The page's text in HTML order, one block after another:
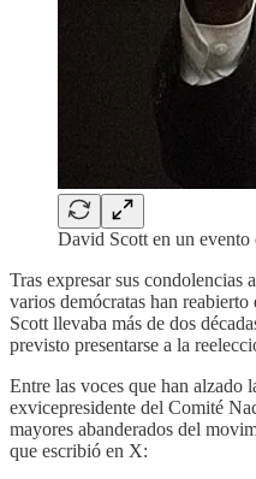
David Scott en un evento
Tras expresar sus condolencias
varios demócratas han
Scott llevaba más de dos
previsto presentarse a la
Entre las voces que han alzado
exvicepresidente del Comité
mayores abanderados del
que escribió en X: